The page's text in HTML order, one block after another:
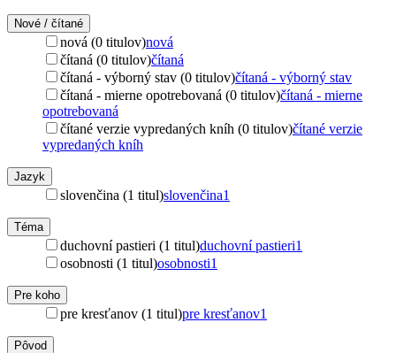
Nové / čítané
nová (0 titulov)nová
čítaná (0 titulov)čítaná
čítaná - výborný stav (0 titulov)čítaná - výborný stav
čítaná - mierne opotrebovaná (0 titulov)čítaná - mierne
opotrebovaná
čítané verzie vypredaných kníh (0 titulov)čítané verzie
vypredaných kníh
Jazyk
slovenčina (1 titul)slovenčina1
Téma
duchovní pastieri (1 titul)duchovní pastieri1
osobnosti (1 titul)osobnosti1
Pre koho
pre kresťanov (1 titul)pre kresťanov1
Pôvod